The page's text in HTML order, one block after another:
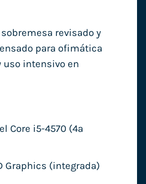
revisado y
para ofimática
uso intensivo en
Core i5-4570 (4ª
Graphics (integrada)